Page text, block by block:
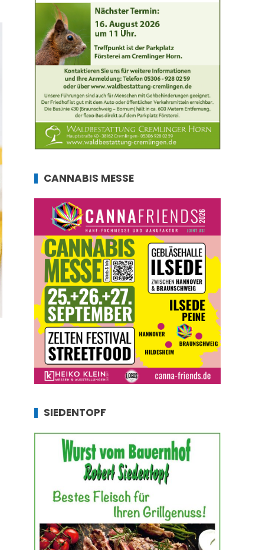
CANNABIS MESSE
SIEDENTOPF